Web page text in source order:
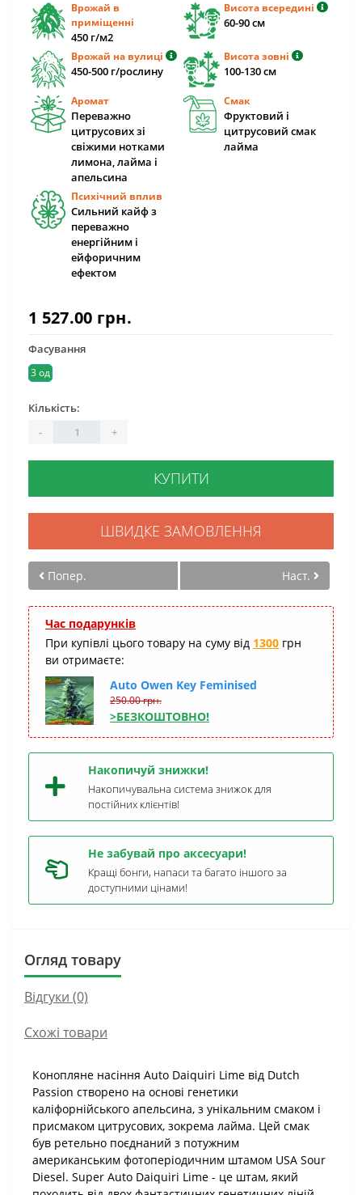
Врожай в
приміщенні
450 г/м2
Висота всередині
60-90 cм
Врожай на вулиці
450-500 г/рослину
Висота зовні
100-130 см
Аромат
Переважно
цитрусових зі
свіжими нотками
лимона, лайма і
апельсина
Смак
Фруктовий і
цитрусовий смак
лайма
Психічний вплив
Сильний кайф з
переважно
енергійним і
ейфоричним
ефектом
1 527.00 грн.
Фасування
3 од
Кількість:
-
+
КУПИТИ
ШВИДКЕ ЗАМОВЛЕННЯ
Попер. Наст.
Час подарунків
При купівлі цього товару на суму від 1300 грн
ви отримаєте:
Auto Owen Key Feminised
250.00 грн.
>БЕЗКОШТОВНО!
Накопичуй знижки!
Накопичувальна система знижок для
постійних клієнтів!
Не забувай про аксесуари!
Кращі бонги, напаси та багато іншого за
доступними цінами!
Огляд товару
Відгуки (0)
Схожі товари
Конопляне насіння Auto Daiquiri Lime від Dutch
Passion створено на основі генетики
каліфорнійського апельсина, з унікальним смаком і
присмаком цитрусових, зокрема лайма. Цей смак
був ретельно поєднаний з потужним
американським фотоперіодичним штамом USA Sour
Diesel. Super Auto Daiquiri Lime - це штам, який